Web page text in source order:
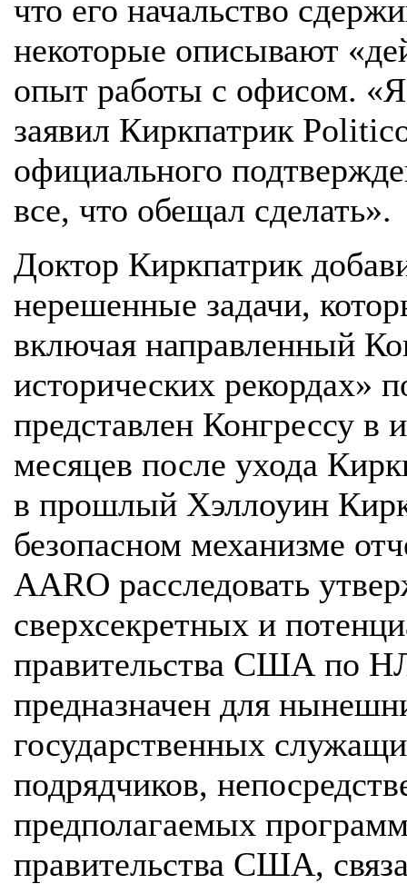
что его начальство
некоторые описывают
опыт работы с офисом.
заявил Киркпатрик
официального
все, что обещал сделать».
Доктор Киркпатрик
нерешенные задачи,
включая направленный
исторических
представлен Конгрессу в
месяцев после ухода
в прошлый Хэллоуин
безопасном механизме
AARO расследовать
сверхсекретных и
правительства США по
предназначен для
государственных
подрядчиков,
предполагаемых
правительства США,